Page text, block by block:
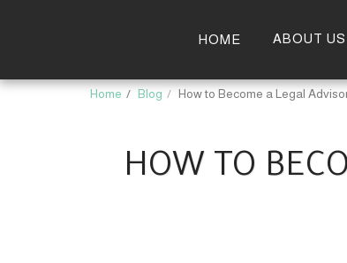
HOME ABOUT US
Home Blog How to Become a Legal
HOW TO